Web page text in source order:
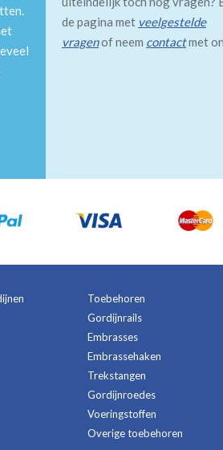
de pagina met veelgestelde
vragenof neem contactmet
Toebehoren
Gordijnrails
Embrasses
Embrassehaken
Trekstangen
Gordijnroedes
Voeringstoffen
Overige toebehoren